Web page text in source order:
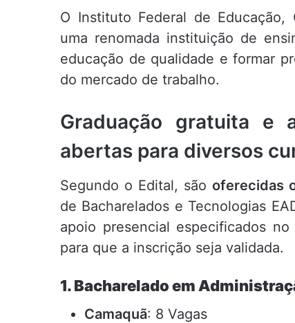
O Instituto Federal de Educação,
uma renomada instituição de
educação de qualidade e formar
do mercado de trabalho.
Graduação gratuita e
abertas para diversos
Segundo o Edital, são oferecidas
de Bacharelados e Tecnologias
apoio presencial especificados
para que a inscrição seja validada.
1. Bacharelado em
Camaquã: 8 Vagas